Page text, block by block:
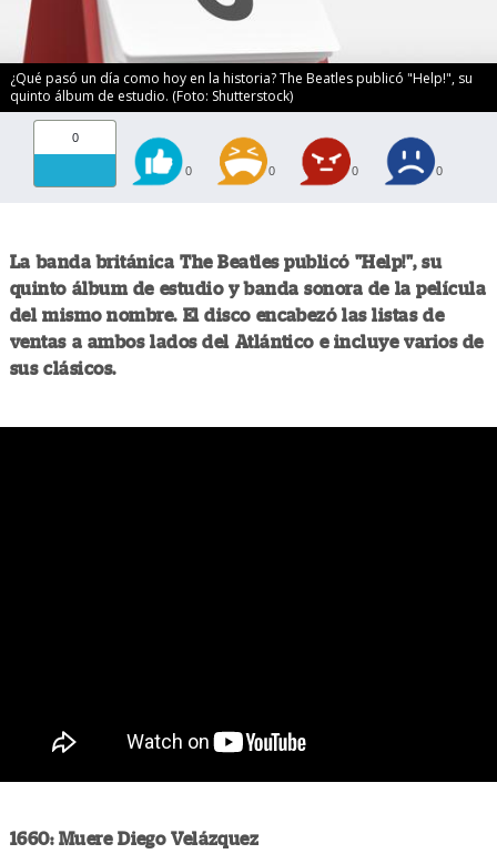
¿Qué pasó un día como hoy en la historia? The Beatles publicó "Help!", su
quinto álbum de estudio. (Foto: Shutterstock)
0
0 0 0 0
La banda británica The Beatles publicó "Help!", su
quinto álbum de estudio y banda sonora de la película
del mismo nombre. El disco encabezó las listas de
ventas a ambos lados del Atlántico e incluye varios de
sus clásicos.
1660: Muere Diego Velázquez